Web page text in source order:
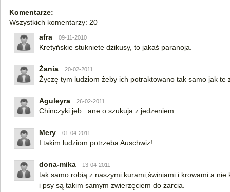
Komentarze:
Wszystkich komentarzy: 20
afra
09-11-2010
Kretyńskie stukniete dzikusy, to jakaś paranoja.
Żania 20-02-2011
Życzę tym ludziom żeby ich potraktowano tak samo jak te
Aguleyra 26-02-2011
Chinczyki jeb...ane o szukuja z jedzeniem
Mery 01-04-2011
I takim ludziom potrzeba Auschwiz!
dona-mika 13-04-2011
tak samo robią z naszymi kurami,świniami i krowami a nie
i psy są takim samym zwierzęciem do żarcia.